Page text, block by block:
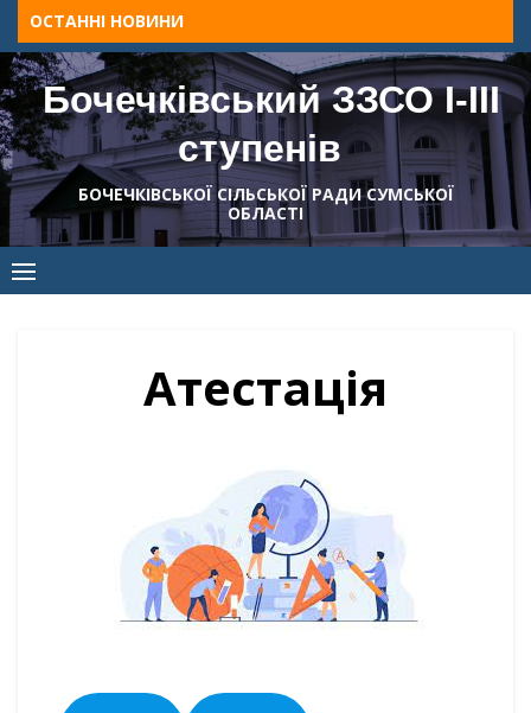
Skip
to
content
ОСТАННІ НОВИНИ
Бочечківський ЗЗСО І-ІІІ
ступенів
БОЧЕЧКІВСЬКОЇ СІЛЬСЬКОЇ РАДИ СУМСЬКОЇ
ОБЛАСТІ
Атестація